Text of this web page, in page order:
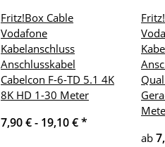
Fritz!Box Cable
Vodafone
Kabelanschluss
Anschlusskabel
Cabelcon F-6-TD 5.1 4K
8K HD 1-30 Meter
7,90 € - 19,10 €*
ab